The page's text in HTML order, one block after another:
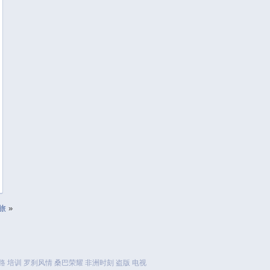
»
培训 罗刹风情 桑巴荣耀 非洲时刻 盗版 电视